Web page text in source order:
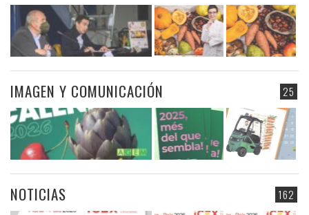
25
IMAGEN Y COMUNICACIÓN
162
NOTICIAS